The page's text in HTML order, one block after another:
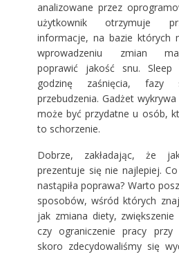
analizowane przez
użytkownik otrzymuje
informacje, na bazie których
wprowadzeniu zmian
poprawić jakość snu.
godzinę zaśnięcia, fazy
przebudzenia. Gadżet
może być przydatne u osób,
to schorzenie.
Dobrze, zakładając, że
prezentuje się nie najlepiej.
nastąpiła poprawa? Warto
sposobów, wśród których
jak zmiana diety,
czy ograniczenie pracy przy
skoro zdecydowaliśmy się